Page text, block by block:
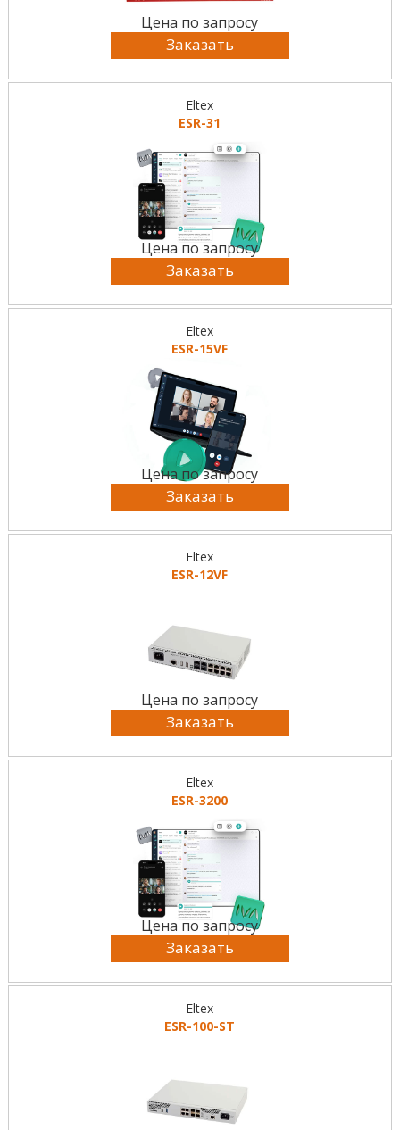
Цена по запросу
Заказать
Eltex
ESR-31
Цена по запросу
Заказать
Eltex
ESR-15VF
Цена по запросу
Заказать
Eltex
ESR-12VF
Цена по запросу
Заказать
Eltex
ESR-3200
Цена по запросу
Заказать
Eltex
ESR-100-ST